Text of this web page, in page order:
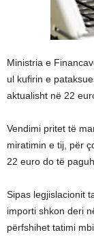
Ministria e
ul kufirin e
aktualisht në 22
Vendimi pritet të
miratimin e tij, për
22 euro do të
Sipas legjislacionit
importi shkon deri
përfshihet tatimi